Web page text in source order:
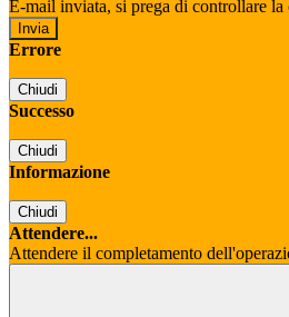
E-mail inviata, si prega di controllare la
Errore
Chiudi
Successo
Chiudi
Informazione
Chiudi
Attendere...
Attendere il completamento